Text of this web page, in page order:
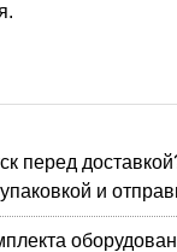
перед
и